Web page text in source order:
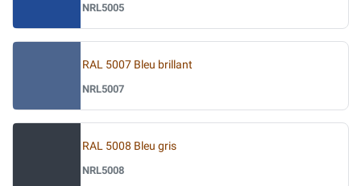
NRL5005
RAL 5007 Bleu brillant
NRL5007
RAL 5008 Bleu gris
NRL5008